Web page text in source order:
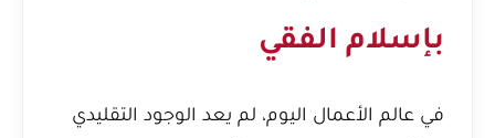
بإسلام الفقي
في عالم الأعمال اليوم، لم يعد الوجود التقليدي